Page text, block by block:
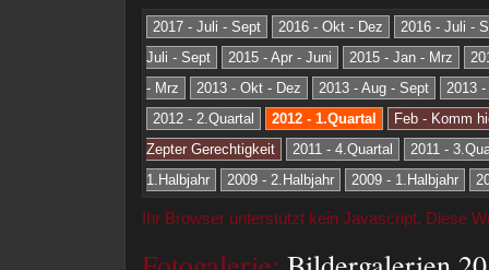
2017 - Juli - Sept 2016 - Okt - Dez
2016 - Juli -
Juli - Sept
2015 - Apr - Juni 2015 - Jan - Mrz
- Mrz
2013 - Okt - Dez 2013 - Aug - Sept
2013
2012 - 2.Quartal
2012 - 1.Quartal
Feb - Komm
Zepter Gerechtigkeit
2011 - 4.Quartal
2011 -
1.Halbjahr
2009 - 2.Halbjahr 2009 - 1.Halbjahr
Ihr Browser unterstützt kein Javascript. Diese